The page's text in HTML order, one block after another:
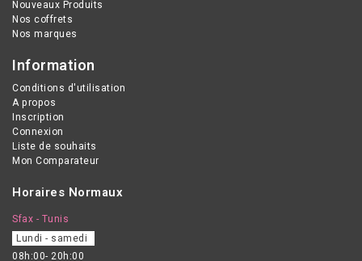
Nouveaux Produits
Nos coffrets
Nos marques
Information
Conditions d'utilisation
A propos
Inscription
Connexion
Liste de souhaits
Mon Comparateur
Horaires Normaux
Sfax - Tunis
Lundi - samedi
08h:00- 20h:00